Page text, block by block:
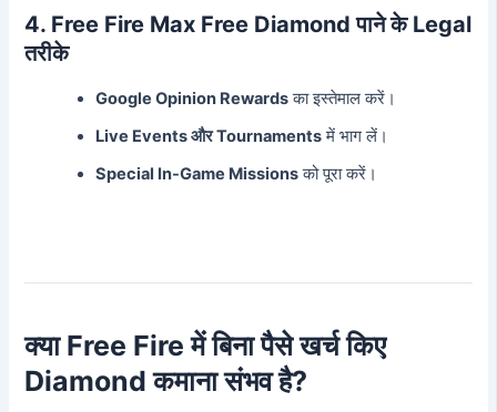
4. Free Fire Max Free Diamond पाने के Legal
तरीके
Google Opinion Rewardsका इस्तेमाल करें।
Live Events और Tournamentsमें भाग लें।
Special In-Game Missionsको पूरा करें।
क्या Free Fire में बिना पैसे खर्च किए
Diamond कमाना संभव है?